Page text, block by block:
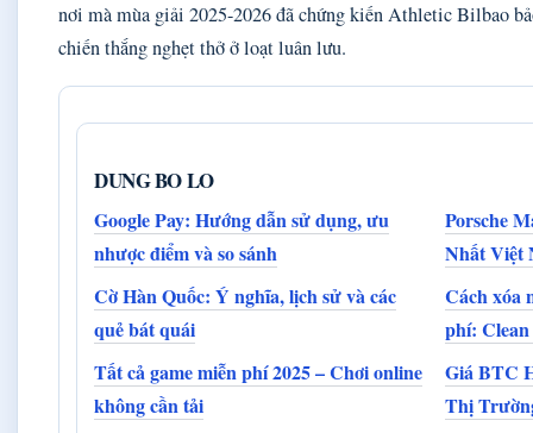
nơi mà mùa giải 2025-2026 đã chứng kiến Athletic Bilbao
chiến thắng nghẹt thở ở loạt luân lưu.
DUNG BO LO
Google Pay: Hướng dẫn sử dụng, ưu
nhược điểm và so sánh
Porsche
Nhất Việt
Cờ Hàn Quốc: Ý nghĩa, lịch sử và các
quẻ bát quái
Cách xóa
phí: Clean
Tất cả game miễn phí 2025 – Chơi online
không cần tải
Giá BTC
Thị